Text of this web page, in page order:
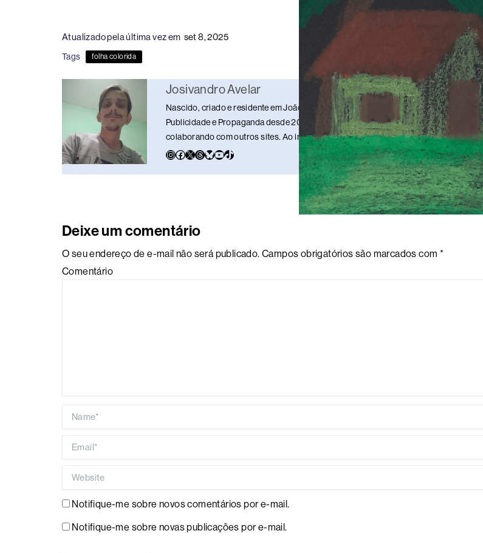
e
b
o
o
a
d
s
e
n
sk s
p
p
n
k
Atualizado pela última vez em set 8, 2025
Tags folha colorida
Josivandro Avelar
Nascido, criado e residente em João Pessoa, Paraíba. Sou publicitário, redator,
Publicidade e Propaganda desde 2013. Estou nesse meio da comunicação há 17
colaborando com outros sites. Ao infinito e além!
Deixe um comentário
O seu endereço de e-mail não será publicado. Campos obrigatórios são marcados com *
Comentário
Notifique-me sobre novos comentários por e-mail.
Notifique-me sobre novas publicações por e-mail.